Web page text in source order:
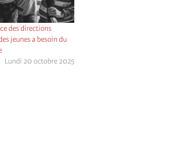
des directions
jeunes a besoin du
Lundi 20 octobre 2025